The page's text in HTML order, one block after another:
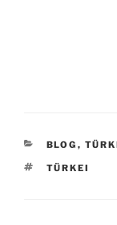
BLOG ,
TÜRKEI